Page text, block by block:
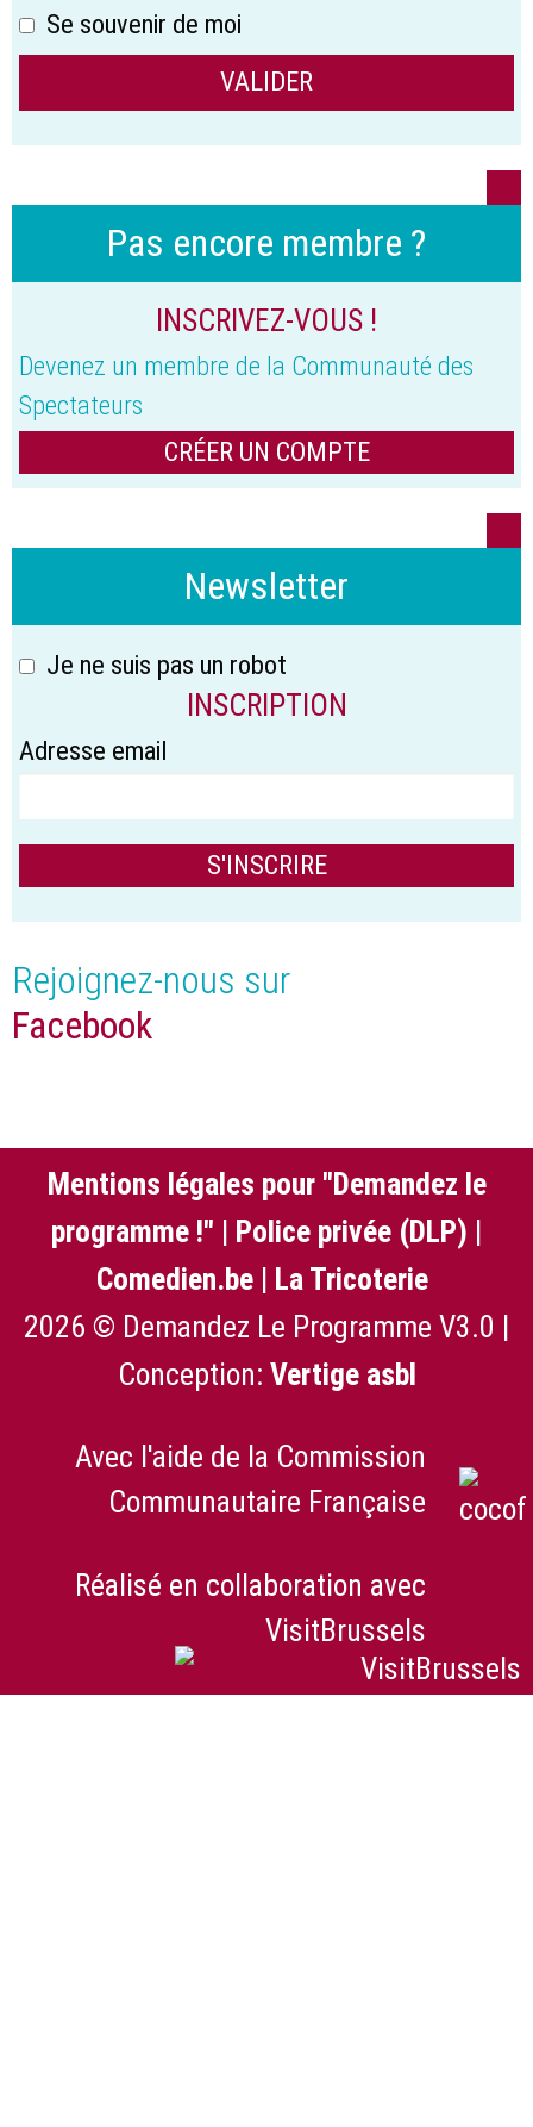
Se souvenir de moi
Pas encore membre ?
INSCRIVEZ-VOUS !
Devenez un membre de la Communauté des
Spectateurs
CRÉER UN COMPTE
Newsletter
Je ne suis pas un robot
INSCRIPTION
Adresse email
Rejoignez-nous sur
Facebook
Mentions légales pour "Demandez le
programme !" | Police privée (DLP) |
Comedien.be | La Tricoterie
2026 © Demandez Le Programme V3.0 |
Conception: Vertige asbl
Avec l'aide de la Commission
Communautaire Française
Réalisé en collaboration avec
VisitBrussels